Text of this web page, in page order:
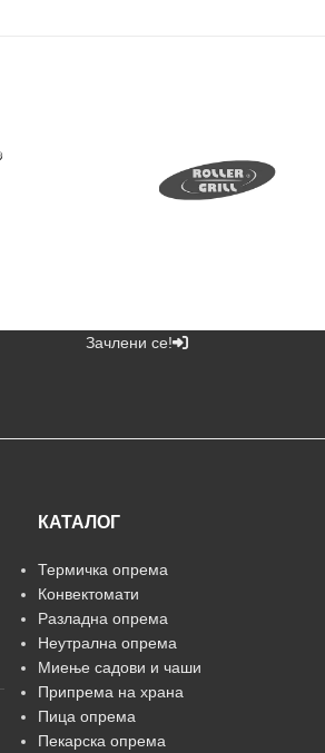
Зачлени се!
КАТАЛОГ
Термичка опрема
Конвектомати
Разладна опрема
Неутрална опрема
Миење садови и чаши
Припрема на храна
Пица опрема
Пекарска опрема